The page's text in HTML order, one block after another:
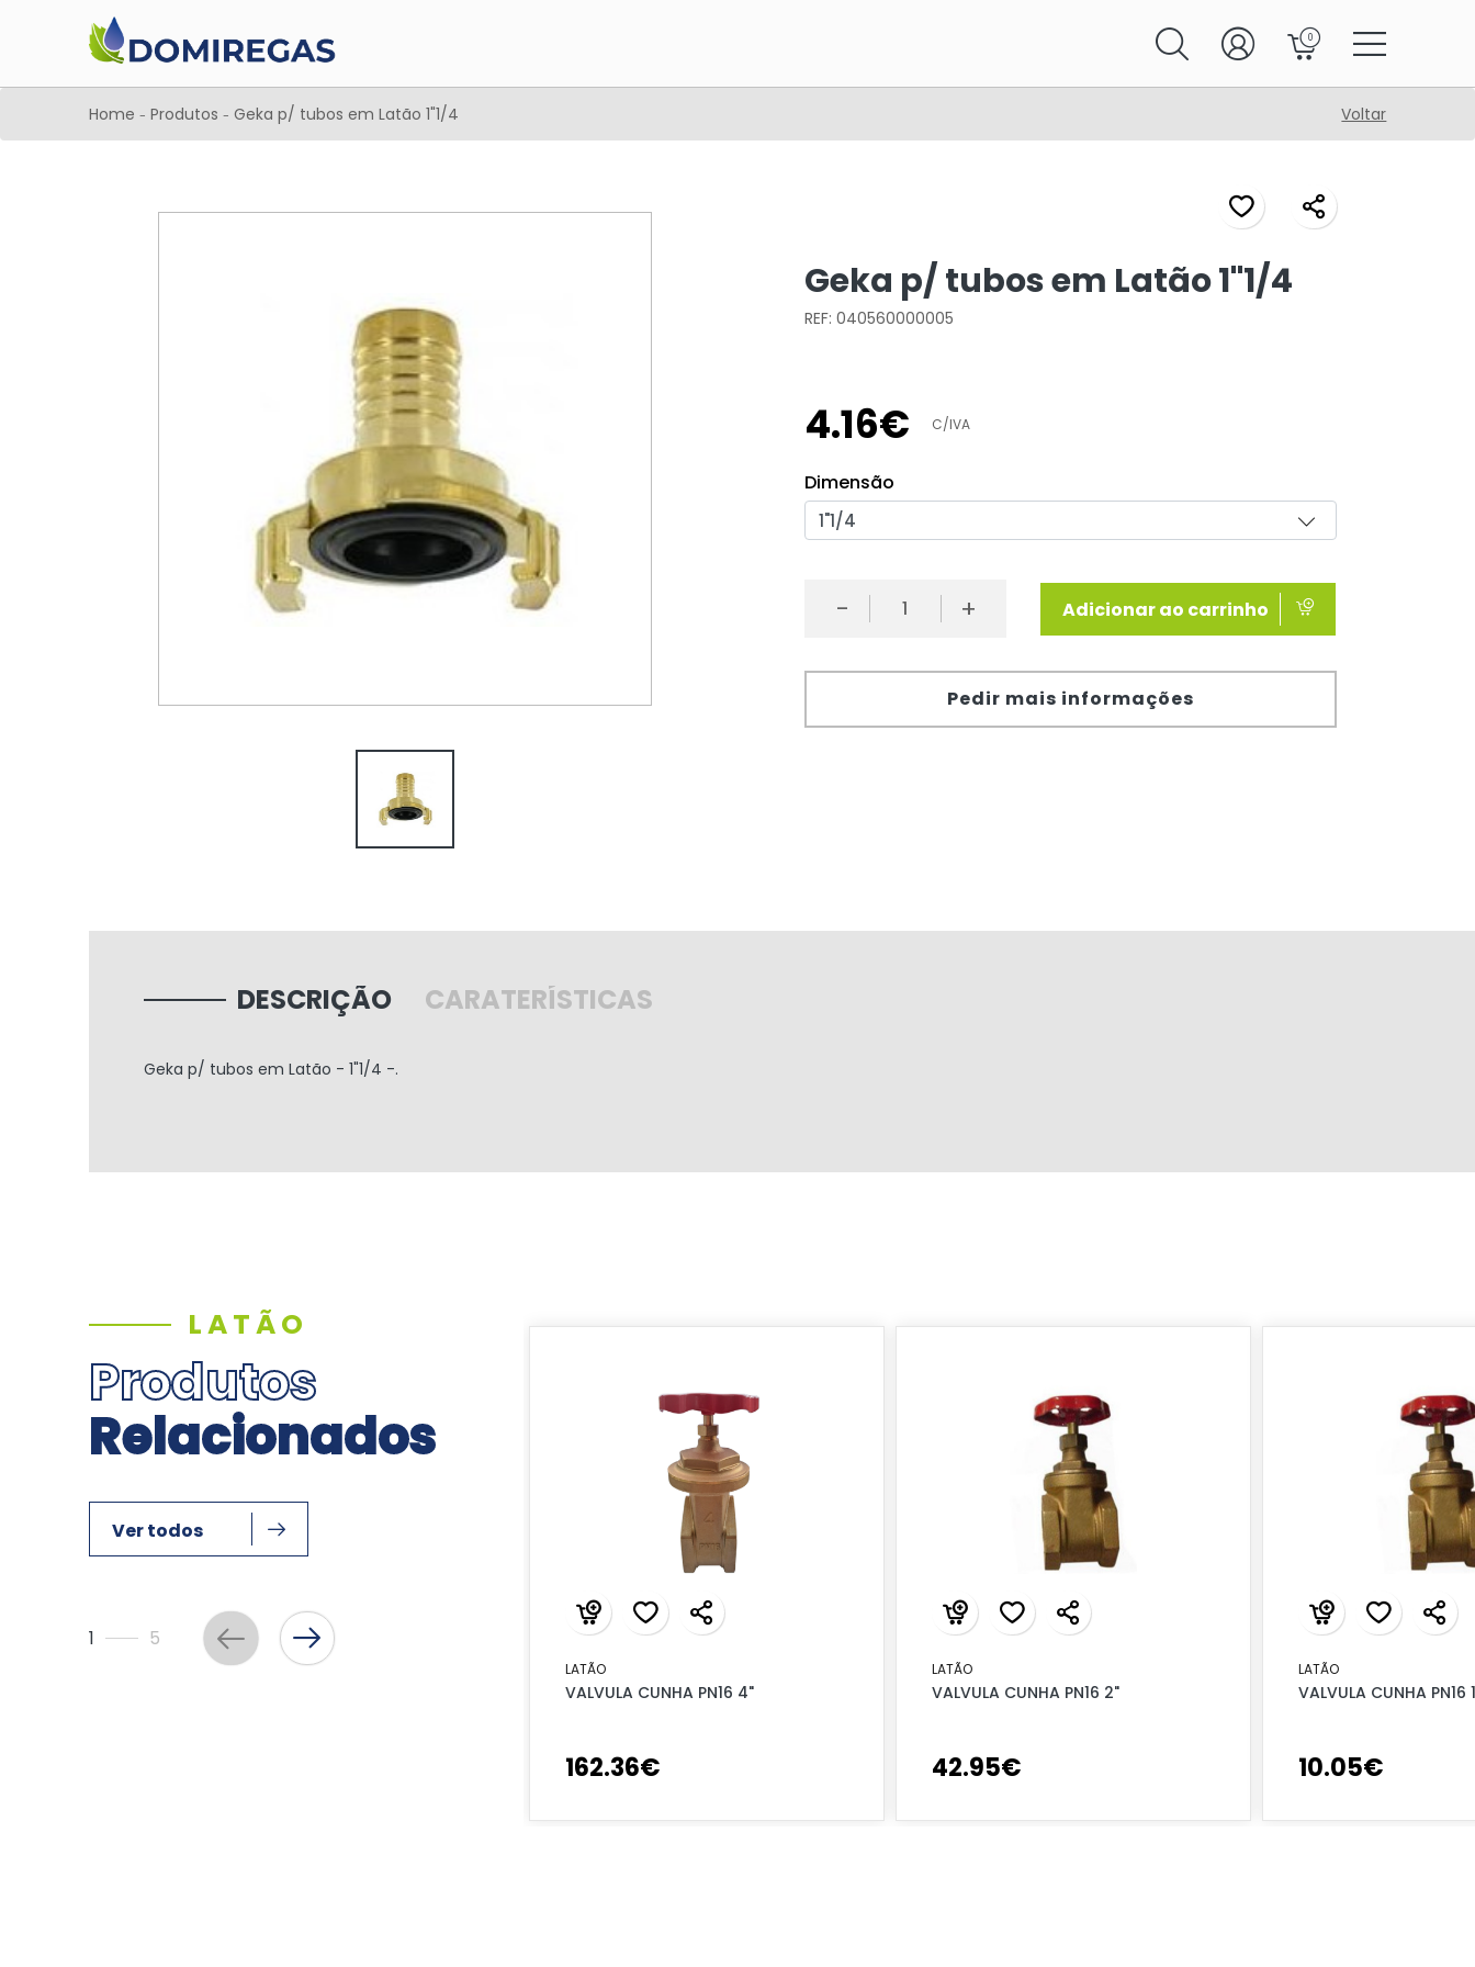
0
Home - Produtos - Geka p/ tubos em Latão 1"1/4 Voltar
Geka p/ tubos em Latão 1"1/4
REF: 040560000005
4.16€ C/IVA
Dimensão
- + Adicionar ao carrinho
Pedir mais informações
DESCRIÇÃO CARATERÍSTICAS
Geka p/ tubos em Latão - 1"1/4 -.
LATÃO
Produtos
Relacionados
Ver todos
1 5
LATÃO
VALVULA CUNHA PN16 4"
162.36€
LATÃO
VALVULA CUNHA PN16 2"
42.95€
LATÃO
VALVULA CUNHA PN16
10.05€